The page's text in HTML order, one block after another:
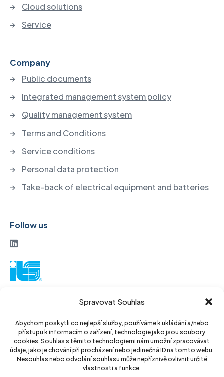
Spravovat Souhlas
Abychom poskytli co nejlepší služby, používáme k ukládání a/nebo
přístupu k informacím o zařízení, technologie jako jsou soubory
cookies. Souhlas s těmito technologiemi nám umožní zpracovávat
údaje, jako je chování při procházení nebo jedinečná ID na tomto webu.
Nesouhlas nebo odvolání souhlasu může nepříznivě ovlivnit určité
vlastnosti a funkce.
Cloud solutions
Service
Company
Public documents
Integrated management system policy
Quality management system
Terms and Conditions
Service conditions
Personal data protection
Take-back of electrical equipment and batteries
Follow us
130 52 Prague3
Czech Republic
ID: 14889811